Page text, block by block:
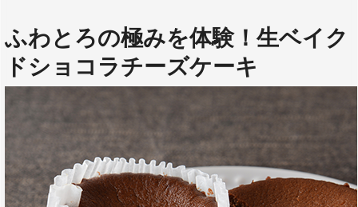
ふわとろの極みを体験！生ベイク
ドショコラチーズケーキ